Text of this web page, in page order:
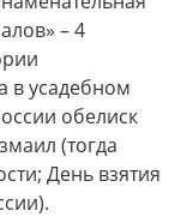
– 4
в усадебном
обелиск
(тогда
День взятия